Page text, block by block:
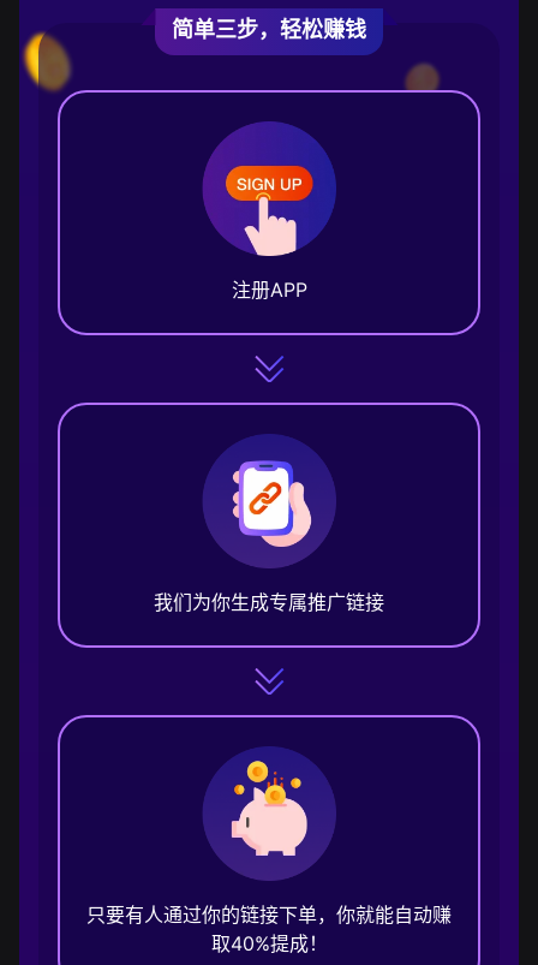
简单三步，轻松赚钱
注册APP
我们为你生成专属推广链接
只要有人通过你的链接下单，你就能自动赚
取40%提成！